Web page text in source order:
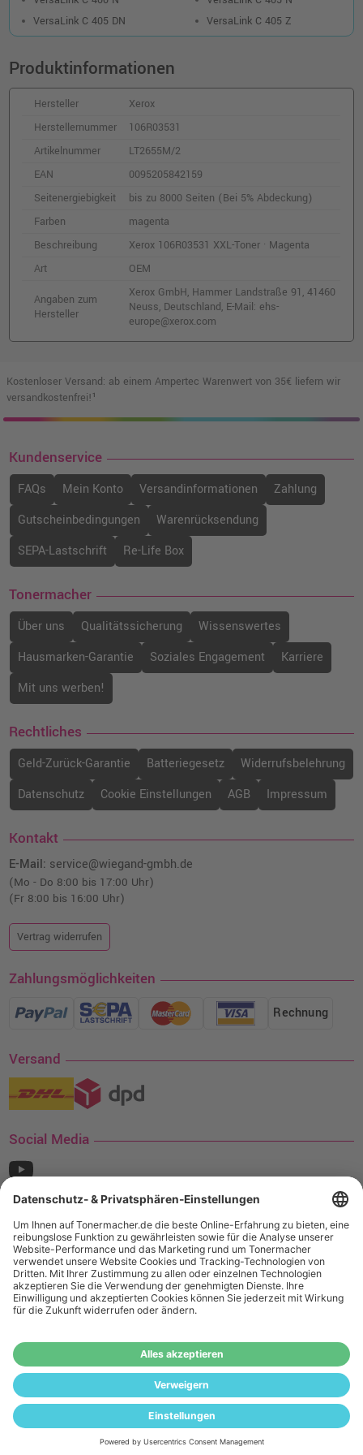
Kompatibler XL-Toner ersetzt Xerox
106R03519 · Magenta
157,98 €
inkl. MwSt. zzgl. Versand
269,99 €
220,16 €
261,99 €
Xerox 106R03529 XXL-Toner · Gelb
o. MwSt.224,36 €
266,99 € shopping_cart
106R03502 cyan
shopping_cart
Xerox 106R03519 XL-Toner · Magenta
o. MwSt. 205,03 €
243,99 €
inkl. MwSt.zzgl. Versand
o. MwSt.194,95 €
231,99 €
inkl. MwSt.zzgl. Versand
shopping_cart
Kompatibler Toner ersetzt Xerox
o. MwSt.89,07 €
105,99 €
inkl. MwSt.zzgl. Versand
shopping_cart
Xerox 106R03516 XL-Toner · Schwarz
162,99 €
inkl. MwSt. zzgl. Versand
shopping_cart
Xerox 106R03528 XXL-Toner · Schwarz
inkl. MwSt.
VersaLink C 405 DN
VersaLink C 405 Z
Produktinformationen
Hersteller
Xerox
Herstellernummer
106R03531
Artikelnummer
LT2655M/2
EAN
0095205842159
Seitenergiebigkeit
bis zu 8000 Seiten (Bei 5% Abdeckung)
Farben
magenta
Beschreibung
Xerox 106R03531 XXL-Toner · Magenta
Art
OEM
Angaben zum
Hersteller
Xerox GmbH, Hammer Landstraße 91, 41460
Neuss, Deutschland, E-Mail: ehs-
europe@xerox.com
Kostenloser Versand: ab einem Ampertec Warenwert von 35€ liefern wir
versandkostenfrei!¹
Kundenservice
FAQs Mein Konto Versandinformationen
Zahlung
Gutscheinbedingungen
Warenrücksendung
SEPA-Lastschrift
Re-Life Box
Tonermacher
Über uns Qualitätssicherung
Wissenswertes
Hausmarken-Garantie
Soziales Engagement
Karriere
Mit uns werben!
Rechtliches
Geld-Zurück-Garantie Batteriegesetz
Widerrufsbelehrung
Datenschutz
Cookie Einstellungen AGB Impressum
Kontakt
E-Mail: service@wiegand-gmbh.de
(Mo - Do 8:00 bis 17:00 Uhr)
(Fr 8:00 bis 16:00 Uhr)
Vertrag widerrufen
Zahlungsmöglichkeiten
Rechnung
Versand
Social Media
¹ Nur gültig für den Versand innerhalb Deutschlands. Befindet sich ein Warenwert
von mindestens 35€ (inkl. Mwst.) an Ampertec Artikeln in Ihrem Warenkorb, ist der
Versand für Sie kostenfrei.
Das Angebot von tonermacher.de richtet sich
nicht an Wiederverkäufer. Wenn Sie Wiederverkäufer sind,
registrieren Sie sich bitte in unserem Händler-Portal
www.tonerhersteller.de